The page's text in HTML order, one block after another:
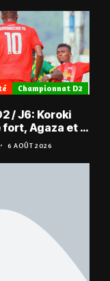
Championnat D2
/ J6: Koroki
Agaza et la
avant Sara
FC
6 AOÛT 2026